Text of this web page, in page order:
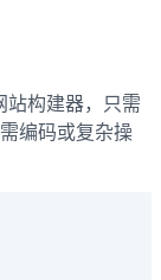
站构建器，只需
编码或复杂操